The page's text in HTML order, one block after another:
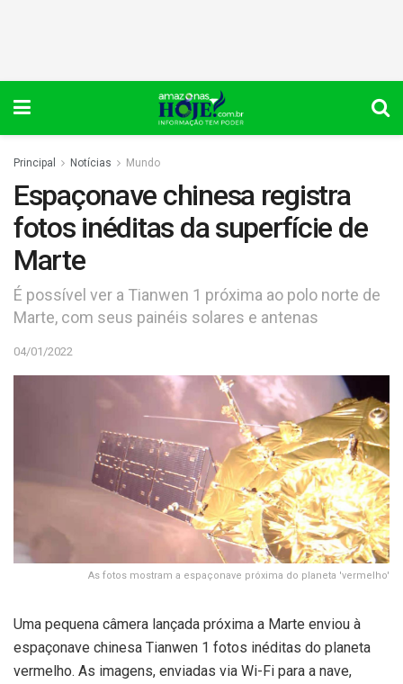
Principal Notícias Mundo
Espaçonave chinesa registra
fotos inéditas da superfície de
Marte
É possível ver a Tianwen 1 próxima ao polo norte de
Marte, com seus painéis solares e antenas
04/01/2022
As fotos mostram a espaçonave próxima do planeta 'vermelho'
Uma pequena câmera lançada próxima a Marte enviou à
espaçonave chinesa Tianwen 1 fotos inéditas do planeta
vermelho. As imagens, enviadas via Wi-Fi para a nave,